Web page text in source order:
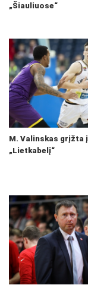
„Šiauliuose“
M. Valinskas grįžta į
„Lietkabelį“